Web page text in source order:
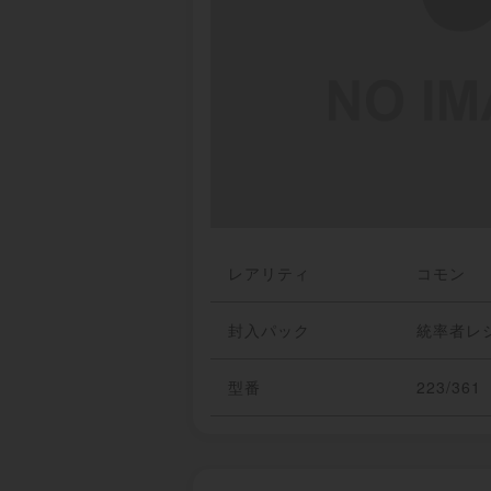
レアリティ コモン
封入パック 統率者レ
型番 223/361